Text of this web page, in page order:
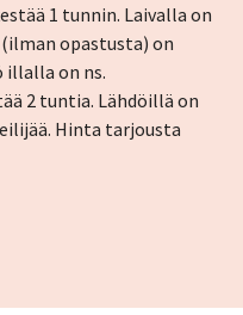
1 tunnin. Laivalla on
opastusta) on
illalla on ns.
2 tuntia. Lähdöillä on
Hinta tarjousta